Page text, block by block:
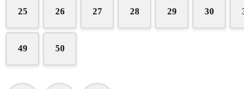
25 26 27 28 29 30
49 50